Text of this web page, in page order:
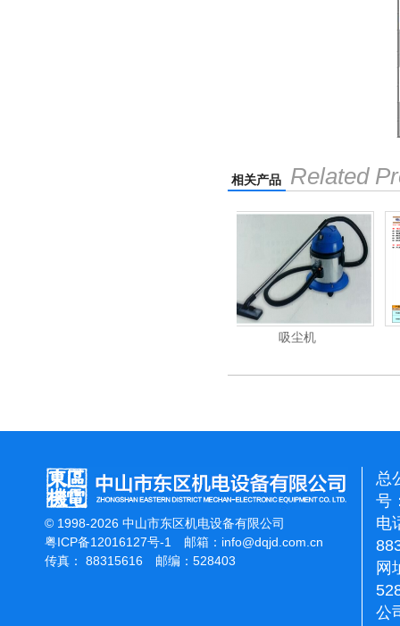
相关产品 Related
电动高压清洗机
© 1998-2026 中山市东区机电设备有限公司
粤ICP备12016127号-1
邮箱： info@dqjd.com.cn
传真： 88315616 邮编：528403
总
号
电
网
公